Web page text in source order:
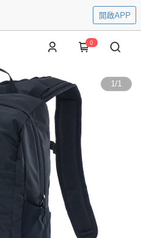
開啟APP
0
1/1